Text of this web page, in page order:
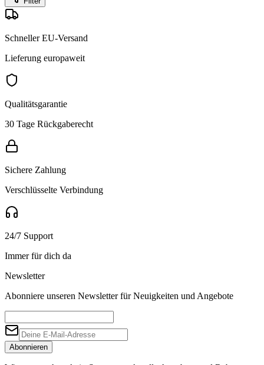
Schneller EU-Versand
Lieferung europaweit
Qualitätsgarantie
30 Tage Rückgaberecht
Sichere Zahlung
Verschlüsselte Verbindung
24/7 Support
Immer für dich da
Newsletter
Abonniere unseren Newsletter für Neuigkeiten und Angebote
Abonnieren